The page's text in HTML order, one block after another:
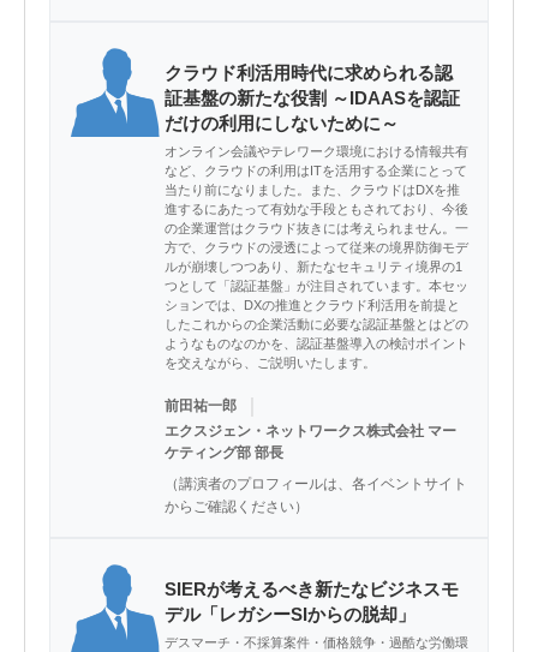
クラウド利活用時代に求められる認
証基盤の新たな役割 ～IDAASを認証
だけの利用にしないために～
オンライン会議やテレワーク環境における情報共有
など、クラウドの利用はITを活用する企業にとって
当たり前になりました。また、クラウドはDXを推
進するにあたって有効な手段ともされており、今後
の企業運営はクラウド抜きには考えられません。一
方で、クラウドの浸透によって従来の境界防御モデ
ルが崩壊しつつあり、新たなセキュリティ境界の1
つとして「認証基盤」が注目されています。本セッ
ションでは、DXの推進とクラウド利活用を前提と
したこれからの企業活動に必要な認証基盤とはどの
ようなものなのかを、認証基盤導入の検討ポイント
を交えながら、ご説明いたします。
前田祐一郎
エクスジェン・ネットワークス株式会社 マー
ケティング部 部長
（講演者のプロフィールは、各イベントサイト
からご確認ください）
SIERが考えるべき新たなビジネスモ
デル「レガシーSIからの脱却」
デスマーチ・不採算案件・価格競争・過酷な労働環